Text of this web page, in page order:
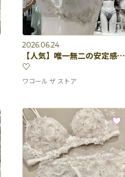
2026.06.24
【人気】唯一無二の安定感…
♡
ワコール ザ ストア